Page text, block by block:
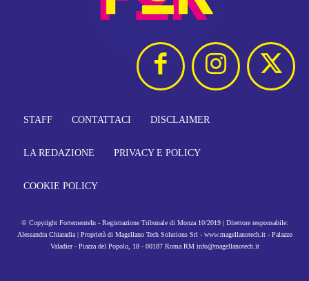
STAFF CONTATTACI DISCLAIMER
LA REDAZIONE PRIVACY E POLICY
COOKIE POLICY
© Copyright FortementeIn - Registrazione Tribunale di Monza 10/2019 | Direttore responsabile:
Alessandra Chiaradia | Proprietà di Magellano Tech Solutions Srl - www.magellanotech.it - Palazzo
Valadier - Piazza del Popolo, 18 - 00187 Roma RM info@magellanotech.it